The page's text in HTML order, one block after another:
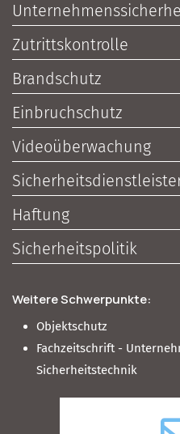
Zutrittskontrolle
Brandschutz
Einbruchschutz
Videoüberwachung
Haftung
Sicherheitspolitik
Weitere Schwerpunkte:
Objektschutz
Fachzeitschrift -
Sicherheitstechnik